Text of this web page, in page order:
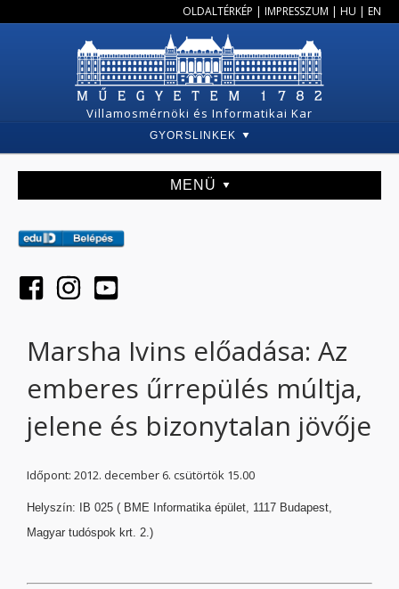
OLDALTÉRKÉP | IMPRESSZUM | HU | EN
Villamosmérnöki és Informatikai Kar
GYORSLINKEK
MENÜ
Marsha Ivins előadása: Az
emberes űrrepülés múltja,
jelene és bizonytalan jövője
Időpont: 2012. december 6. csütörtök 15.00
Helyszín: IB 025 ( BME Informatika épület, 1117 Budapest,
Magyar tudóspok krt. 2.)